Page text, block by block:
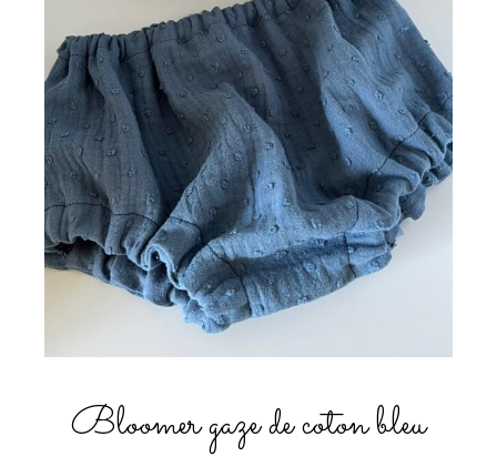
Bloomer gaze de coton bleu